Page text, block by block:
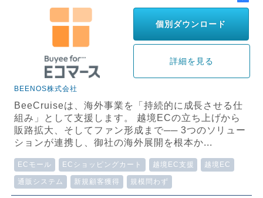
個別ダウンロード
詳細を見る
BEENOS株式会社
BeeCruiseは、海外事業を「持続的に成長させる仕
組み」として支援します。 越境ECの立ち上げから
販路拡大、そしてファン形成まで── 3つのソリュー
ションが連携し、御社の海外展開を根本か...
ECモール ECショッピングカート 越境EC支援 越境EC
通販システム 新規顧客獲得 規模問わず